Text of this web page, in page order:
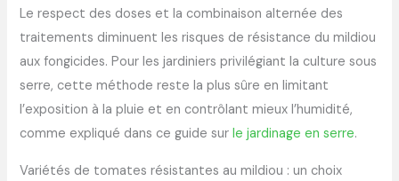
Le respect des doses et la combinaison alternée des
traitements diminuent les risques de résistance du mildiou
aux fongicides. Pour les jardiniers privilégiant la culture sous
serre, cette méthode reste la plus sûre en limitant
l’exposition à la pluie et en contrôlant mieux l’humidité,
comme expliqué dans ce guide surle jardinage en serre.
Variétés de tomates résistantes au mildiou : un choix